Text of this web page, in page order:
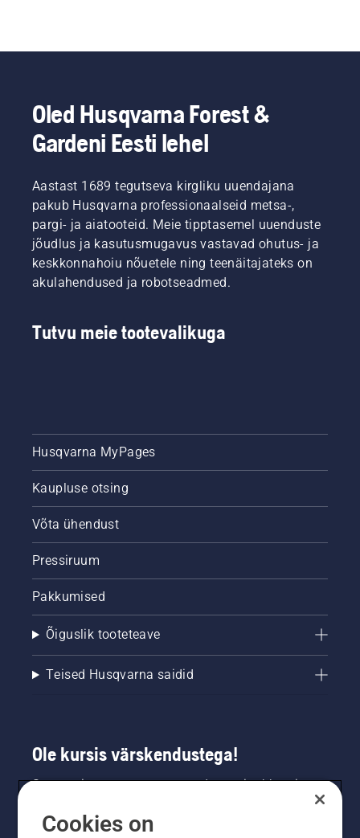
Oled Husqvarna Forest &
Gardeni Eesti lehel
Aastast 1689 tegutseva kirgliku uuendajana
pakub Husqvarna professionaalseid metsa-,
pargi- ja aiatooteid. Meie tipptasemel uuenduste
jõudlus ja kasutusmugavus vastavad ohutus- ja
keskkonnahoiu nõuetele ning teenäitajateks on
akulahendused ja robotseadmed.
Tutvu meie tootevalikuga
Husqvarna MyPages
Kaupluse otsing
Võta ühendust
Pressiruum
Pakkumised
Õiguslik tooteteave
Teised Husqvarna saidid
Ole kursis värskendustega!
Saa uusimat teavet uute toodete, eripakkumiste
saamiseks siin.
Cookies on